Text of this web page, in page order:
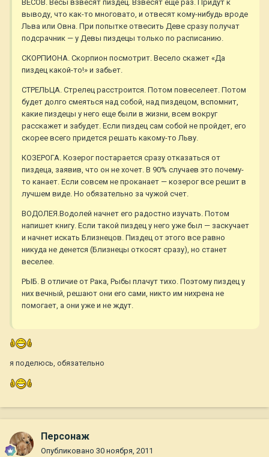
ВЕСОВ. Весы взвесят пиздец. Взвесят еще раз. Придут к
выводу, что как-то многовато, и отвесят кому-нибудь вроде
Льва или Овна. При попытке отвесить Деве сразу получат
подсрачник — у Девы пиздецы только по расписанию.
СКОРПИОНА. Скорпион посмотрит. Весело скажет «Да
пиздец какой-то!» и забьет.
СТРЕЛЬЦА. Стрелец расстроится. Потом повеселеет. Потом
будет долго смеяться над собой, над пиздецом, вспомнит,
какие пиздецы у него еще были в жизни, всем вокруг
расскажет и забудет. Если пиздец сам собой не пройдет, его
скорее всего придется решать какому-то Льву.
КОЗЕРОГА. Козерог постарается сразу отказаться от
пиздеца, заявив, что он не хочет. В 90% случаев это почему-
то канает. Если совсем не проканает — козерог все решит в
лучшем виде. Но обязательно за чужой счет.
ВОДОЛЕЯ.Водолей начнет его радостно изучать. Потом
напишет книгу. Если такой пиздец у него уже был — заскучает
и начнет искать Близнецов. Пиздец от этого все равно
никуда не денется (Близнецы откосят сразу), но станет
веселее.
РЫБ. В отличие от Рака, Рыбы плачут тихо. Поэтому пиздец у
них вечный, решают они его сами, никто им нихрена не
помогает, а они уже и не ждут.
я поделюсь, обязательно
Персонаж
Опубликовано 30 ноября, 2011